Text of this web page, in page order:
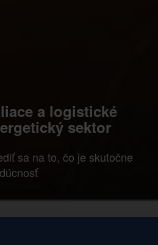
a logistické
sektor
sa na to, čo je skutočne